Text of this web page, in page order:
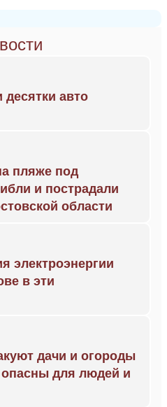
десятки авто
пляже под
и пострадали
области
электроэнергии
в эти
дачи и огороды
для людей и